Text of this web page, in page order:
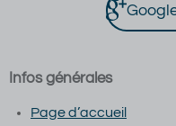
Google
Infos générales
Page d’accueil